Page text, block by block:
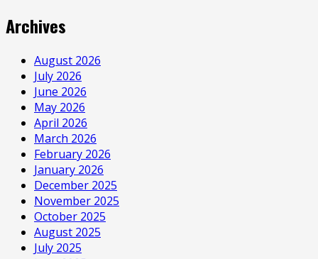
Archives
August 2026
July 2026
June 2026
May 2026
April 2026
March 2026
February 2026
January 2026
December 2025
November 2025
October 2025
August 2025
July 2025